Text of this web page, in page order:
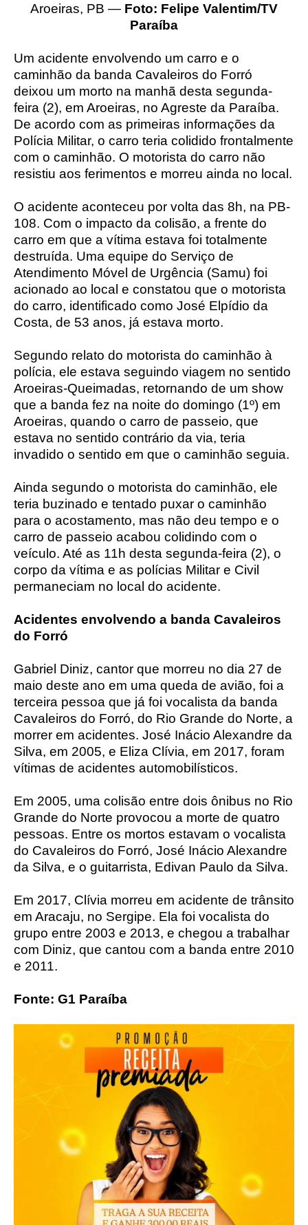
Aroeiras, PB — Foto: Felipe Valentim/TV
Paraíba
Um acidente envolvendo um carro e o
caminhão da banda Cavaleiros do Forró
deixou um morto na manhã desta segunda-
feira (2), em Aroeiras, no Agreste da Paraíba.
De acordo com as primeiras informações da
Polícia Militar, o carro teria colidido frontalmente
com o caminhão. O motorista do carro não
resistiu aos ferimentos e morreu ainda no local.
O acidente aconteceu por volta das 8h, na PB-
108. Com o impacto da colisão, a frente do
carro em que a vítima estava foi totalmente
destruída. Uma equipe do Serviço de
Atendimento Móvel de Urgência (Samu) foi
acionado ao local e constatou que o motorista
do carro, identificado como José Elpídio da
Costa, de 53 anos, já estava morto.
Segundo relato do motorista do caminhão à
polícia, ele estava seguindo viagem no sentido
Aroeiras-Queimadas, retornando de um show
que a banda fez na noite do domingo (1º) em
Aroeiras, quando o carro de passeio, que
estava no sentido contrário da via, teria
invadido o sentido em que o caminhão seguia.
Ainda segundo o motorista do caminhão, ele
teria buzinado e tentado puxar o caminhão
para o acostamento, mas não deu tempo e o
carro de passeio acabou colidindo com o
veículo. Até as 11h desta segunda-feira (2), o
corpo da vítima e as polícias Militar e Civil
permaneciam no local do acidente.
Acidentes envolvendo a banda Cavaleiros
do Forró
Gabriel Diniz, cantor que morreu no dia 27 de
maio deste ano em uma queda de avião, foi a
terceira pessoa que já foi vocalista da banda
Cavaleiros do Forró, do Rio Grande do Norte, a
morrer em acidentes. José Inácio Alexandre da
Silva, em 2005, e Eliza Clívia, em 2017, foram
vítimas de acidentes automobilísticos.
Em 2005, uma colisão entre dois ônibus no Rio
Grande do Norte provocou a morte de quatro
pessoas. Entre os mortos estavam o vocalista
do Cavaleiros do Forró, José Inácio Alexandre
da Silva, e o guitarrista, Edivan Paulo da Silva.
Em 2017, Clívia morreu em acidente de trânsito
em Aracaju, no Sergipe. Ela foi vocalista do
grupo entre 2003 e 2013, e chegou a trabalhar
com Diniz, que cantou com a banda entre 2010
e 2011.
Fonte: G1 Paraíba